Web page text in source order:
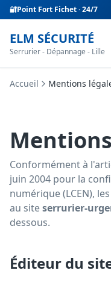
🔐Point Fort Fichet · 24/7
ELM SÉCURITÉ
Serrurier - Dépannage - Lille
Accueil Mentions
Conformément à
juin 2004 pour la
numérique (LCEN),
au siteserrurier-
dessous.
Éditeur du